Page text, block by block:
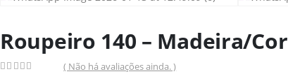
Roupeiro 140 – Madeira/Cor
( Não há avaliações ainda. )